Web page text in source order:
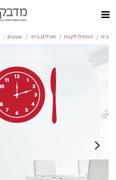
בית התחילו לקנות סטילינג ביתי שעונים